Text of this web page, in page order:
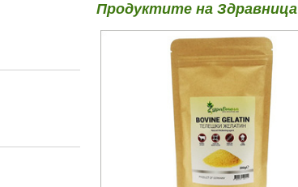
Продуктите на Здравница